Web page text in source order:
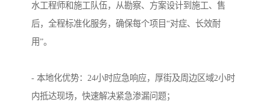
水工程师和施工队伍，从勘察、方案设计到施工、售
后，全程标准化服务，确保每个项目“对症、长效耐
用”。
- 本地化优势：24小时应急响应，厚街及周边区域2小时
内抵达现场，快速解决紧急渗漏问题；